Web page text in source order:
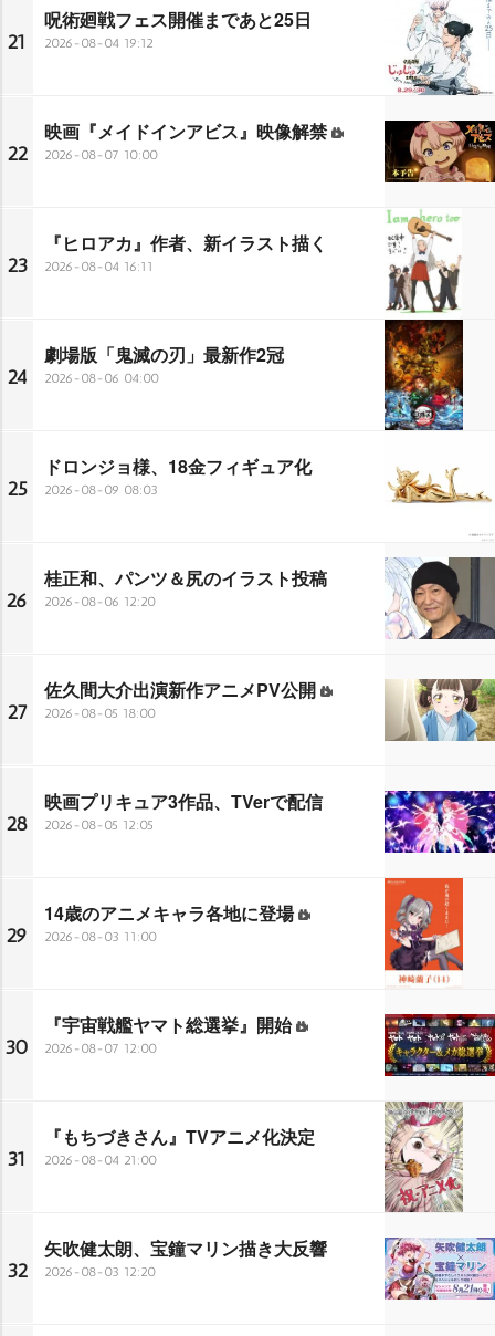
21
呪術廻戦フェス開催まであと25日
2026-08-04 19:12
22
映画『メイドインアビス』映像解禁
2026-08-07 10:00
23
『ヒロアカ』作者、新イラスト描く
2026-08-04 16:11
24
劇場版「鬼滅の刃」最新作2冠
2026-08-06 04:00
25
ドロンジョ様、18金フィギュア化
2026-08-09 08:03
26
桂正和、パンツ＆尻のイラスト投稿
2026-08-06 12:20
27
佐久間大介出演新作アニメPV公開
2026-08-05 18:00
28
映画プリキュア3作品、TVerで配信
2026-08-05 12:05
29
14歳のアニメキャラ各地に登場
2026-08-03 11:00
30
『宇宙戦艦ヤマト総選挙』開始
2026-08-07 12:00
31
『もちづきさん』TVアニメ化決定
2026-08-04 21:00
32
矢吹健太朗、宝鐘マリン描き大反響
2026-08-03 12:20